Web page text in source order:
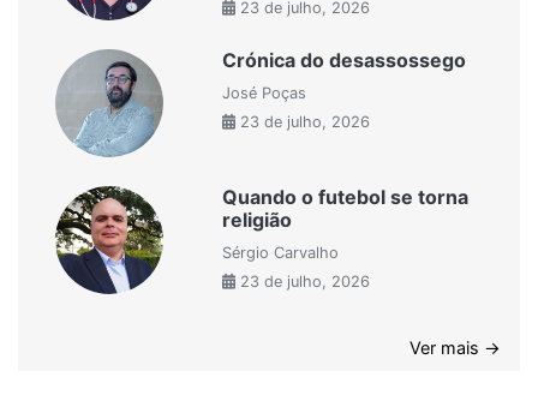
23 de julho, 2026
Crónica do desassossego
José Poças
23 de julho, 2026
Quando o futebol se torna
religião
Sérgio Carvalho
23 de julho, 2026
Ver mais →